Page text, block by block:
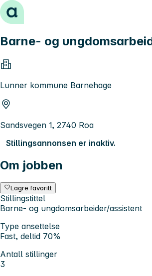
Hopp til innhold
Barne- og
Lunner kommune Barnehage
Sandsvegen 1, 2740 Roa
Stillingsannonsen er inaktiv.
Om jobben
Lagre favoritt
Stillingstittel
Barne- og ungdomsarbeider/assistent
Type ansettelse
Fast, deltid 70%
Antall stillinger
3